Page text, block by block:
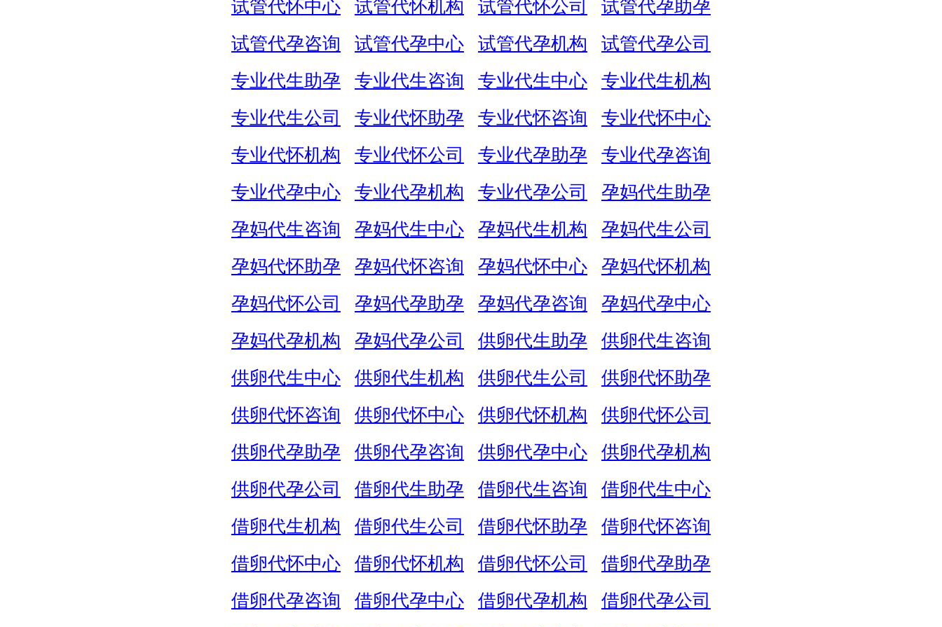
试管代怀中心
试管代怀机构 试管代怀公司
试管代孕助孕
试管代孕咨询
试管代孕中心 试管代孕机构
试管代孕公司
专业代生助孕
专业代生咨询 专业代生中心
专业代生机构
专业代生公司
专业代怀助孕 专业代怀咨询
专业代怀中心
专业代怀机构
专业代怀公司 专业代孕助孕
专业代孕咨询
专业代孕中心
专业代孕机构 专业代孕公司
孕妈代生助孕
孕妈代生咨询
孕妈代生中心 孕妈代生机构
孕妈代生公司
孕妈代怀助孕
孕妈代怀咨询 孕妈代怀中心
孕妈代怀机构
孕妈代怀公司
孕妈代孕助孕 孕妈代孕咨询
孕妈代孕中心
孕妈代孕机构
孕妈代孕公司 供卵代生助孕
供卵代生咨询
供卵代生中心
供卵代生机构 供卵代生公司
供卵代怀助孕
供卵代怀咨询
供卵代怀中心 供卵代怀机构
供卵代怀公司
供卵代孕助孕
供卵代孕咨询 供卵代孕中心
供卵代孕机构
供卵代孕公司
借卵代生助孕 借卵代生咨询
借卵代生中心
借卵代生机构
借卵代生公司 借卵代怀助孕
借卵代怀咨询
借卵代怀中心
借卵代怀机构 借卵代怀公司
借卵代孕助孕
借卵代孕咨询
借卵代孕中心 借卵代孕机构
借卵代孕公司